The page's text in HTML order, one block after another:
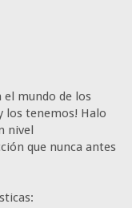
el mundo de los
los tenemos! Halo
nivel
que nunca antes